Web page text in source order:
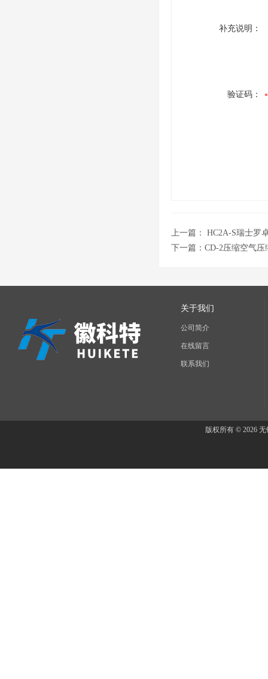
补充说明：
验证码：
上一篇： HC2A-S瑞士罗
下一篇： CD-2压缩空气
关于我们
公司简介
在线留言
联系我们
版权所有 © 2026